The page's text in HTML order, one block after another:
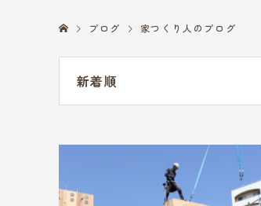
ブログ 家つくり人のブログ
新着順